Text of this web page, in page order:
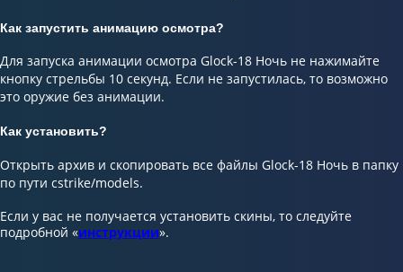
Как запустить анимацию осмотра?
Для запуска анимации осмотра Glock-18 Ночь не нажимайте
кнопку стрельбы 10 секунд. Если не запустилась, то возможно
это оружие без анимации.
Как установить?
Открыть архив и скопировать все файлы Glock-18 Ночь в папку
по пути cstrike/models.
Если у вас не получается установить скины, то следуйте
подробной «инструкции».